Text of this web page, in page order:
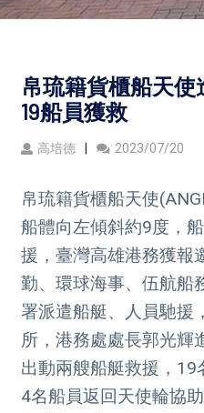
帛琉籍貨櫃船天
19船員獲救
高培德 2023/07/20
帛琉籍貨櫃船天使
船體向左傾斜約9度，
援，臺灣高雄港務獲報
勤、環球海事、伍航船
署派遣船艇、人員馳援
所，港務處處長郭光輝
出動兩艘船艇救援，19
4名船員返回天使輪協助